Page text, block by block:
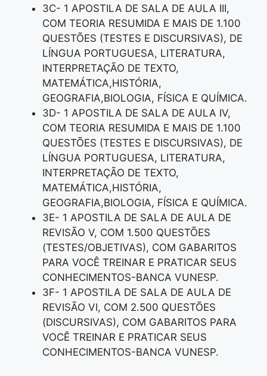
3C- 1 APOSTILA DE SALA DE AULA III,
COM TEORIA RESUMIDA E MAIS DE 1.100
QUESTÕES (TESTES E DISCURSIVAS), DE
LÍNGUA PORTUGUESA, LITERATURA,
INTERPRETAÇÃO DE TEXTO,
MATEMÁTICA,HISTÓRIA,
GEOGRAFIA,BIOLOGIA, FÍSICA E QUÍMICA.
3D- 1 APOSTILA DE SALA DE AULA IV,
COM TEORIA RESUMIDA E MAIS DE 1.100
QUESTÕES (TESTES E DISCURSIVAS), DE
LÍNGUA PORTUGUESA, LITERATURA,
INTERPRETAÇÃO DE TEXTO,
MATEMÁTICA,HISTÓRIA,
GEOGRAFIA,BIOLOGIA, FÍSICA E QUÍMICA.
3E- 1 APOSTILA DE SALA DE AULA DE
REVISÃO V, COM 1.500 QUESTÕES
(TESTES/OBJETIVAS), COM GABARITOS
PARA VOCÊ TREINAR E PRATICAR SEUS
CONHECIMENTOS-BANCA VUNESP.
3F- 1 APOSTILA DE SALA DE AULA DE
REVISÃO VI, COM 2.500 QUESTÕES
(DISCURSIVAS), COM GABARITOS PARA
VOCÊ TREINAR E PRATICAR SEUS
CONHECIMENTOS-BANCA VUNESP.